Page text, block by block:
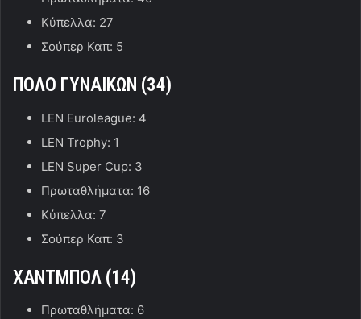
Κύπελλα: 27
Σούπερ Καπ: 5
ΠΟΛΟ ΓΥΝΑΙΚΩΝ (34)
LEN Euroleague: 4
LEN Trophy: 1
LEN Super Cup: 3
Πρωταθλήματα: 16
Κύπελλα: 7
Σούπερ Καπ: 3
ΧΑΝΤΜΠΟΛ (14)
Πρωταθλήματα: 6